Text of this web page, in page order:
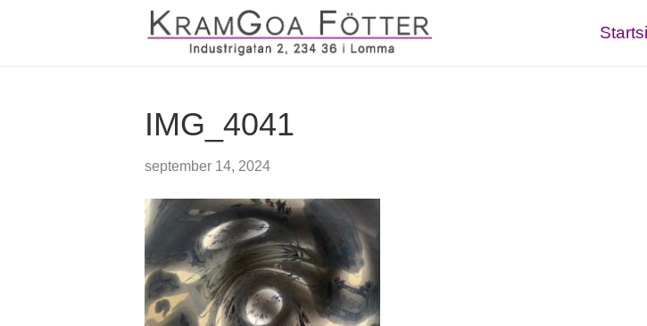
IMG_4041
september 14, 2024